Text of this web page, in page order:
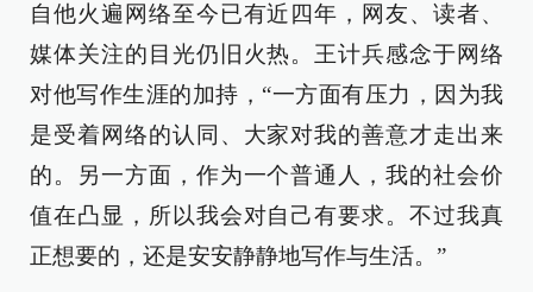
自他火遍网络至今已有近四年，网友、读者、
媒体关注的目光仍旧火热。王计兵感念于网络
对他写作生涯的加持，“一方面有压力，因为我
是受着网络的认同、大家对我的善意才走出来
的。另一方面，作为一个普通人，我的社会价
值在凸显，所以我会对自己有要求。不过我真
正想要的，还是安安静静地写作与生活。”